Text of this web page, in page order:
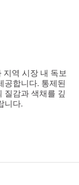
역 시장 내 독보
공합니다. 통제된
질감과 색채를 깊
니다.